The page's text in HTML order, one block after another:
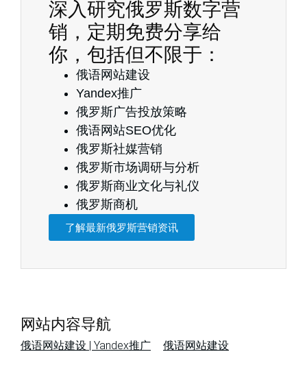
深入研究俄罗斯数字营
销，定期免费分享给
你，包括但不限于：
俄语网站建设
Yandex推广
俄罗斯广告投放策略
俄语网站SEO优化
俄罗斯社媒营销
俄罗斯市场调研与分析
俄罗斯商业文化与礼仪
俄罗斯商机
了解最新俄罗斯营销资讯
网站内容导航
俄语网站建设 | Yandex推广 俄语网站建设